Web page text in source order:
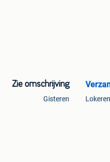
Zie omschrijving
Gisteren